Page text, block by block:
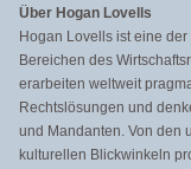
Über Hogan Lovells
Hogan Lovells ist eine
Bereichen des
erarbeiten weltweit
Rechtslösungen und
und Mandanten. Von den
kulturellen Blickwinkeln